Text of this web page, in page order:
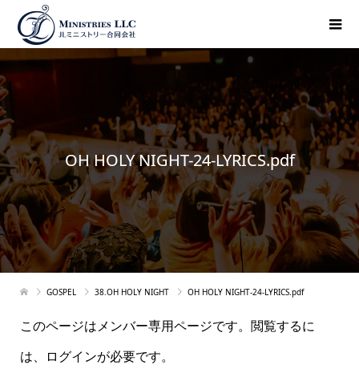
OH HOLY NIGHT-24-LYRICS.pdf
GOSPEL 38.OH HOLY NIGHT OH HOLY NIGHT-24-LYRICS.pdf
このページはメンバー専用ページです。閲覧するに
は、ログインが必要です。